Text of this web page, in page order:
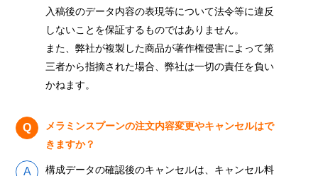
入稿後のデータ内容の表現等について法令等に違反
しないことを保証するものではありません。
また、弊社が複製した商品が著作権侵害によって第
三者から指摘された場合、弊社は一切の責任を負い
かねます。
メラミンスプーンの注文内容変更やキャンセルはで
きますか？
構成データの確認後のキャンセルは、キャンセル料